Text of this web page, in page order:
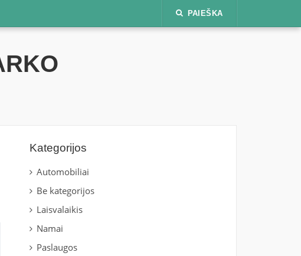
PAIEŠKA
Kategorijos
Automobiliai
Be kategorijos
Laisvalaikis
Namai
Paslaugos